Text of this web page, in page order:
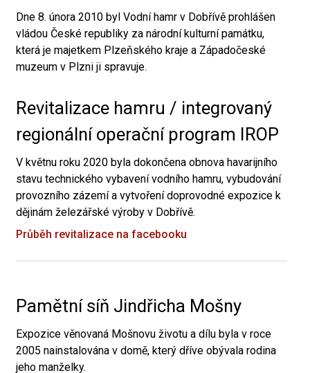
Dne 8. února 2010 byl Vodní hamr v Dobřívě prohlášen
vládou České republiky za národní kulturní památku,
která je majetkem Plzeňského kraje a Západočeské
muzeum v Plzni ji spravuje.
Revitalizace hamru / integrovaný
regionální operační program IROP
V květnu roku 2020 byla dokončena obnova havarijního
stavu technického vybavení vodního hamru, vybudování
provozního zázemí a vytvoření doprovodné expozice k
dějinám železářské výroby v Dobřívě.
Průběh revitalizace na facebooku
Pamětní síň Jindřicha Mošny
Expozice věnovaná Mošnovu životu a dílu byla v roce
2005 nainstalována v domě, který dříve obývala rodina
jeho manželky.